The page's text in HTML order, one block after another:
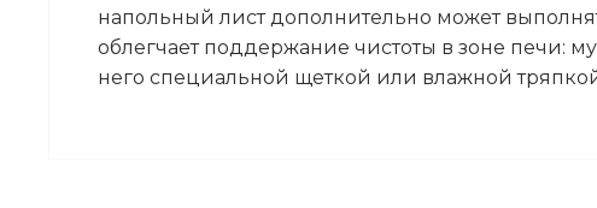
напольный лист дополнительно может
облегчает поддержание чистоты в зоне печи:
него специальной щеткой или влажной